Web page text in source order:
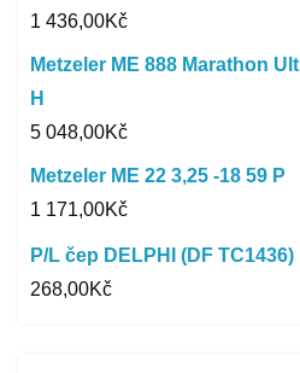
1 436,00Kč
Metzeler ME 888 Marathon
H
5 048,00Kč
Metzeler ME 22 3,25 -18 59 P
1 171,00Kč
P/L čep DELPHI (DF TC1436)
268,00Kč